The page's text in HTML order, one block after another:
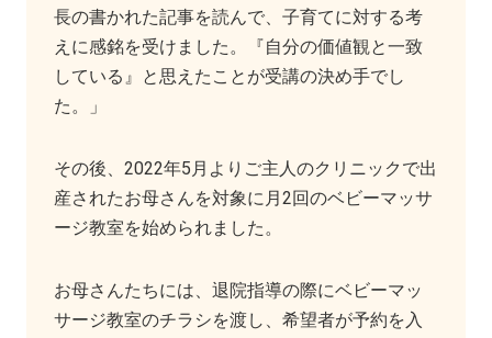
長の書かれた記事を読んで、子育てに対する考
えに感銘を受けました。『自分の価値観と一致
している』と思えたことが受講の決め手でし
た。」
その後、2022年5月よりご主人のクリニックで出
産されたお母さんを対象に月2回のベビーマッサ
ージ教室を始められました。
お母さんたちには、退院指導の際にベビーマッ
サージ教室のチラシを渡し、希望者が予約を入